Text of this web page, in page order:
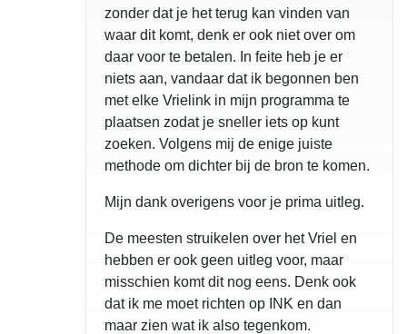
zonder dat je het terug kan vinden van
waar dit komt, denk er ook niet over om
daar voor te betalen. In feite heb je er
niets aan, vandaar dat ik begonnen ben
met elke Vrielink in mijn programma te
plaatsen zodat je sneller iets op kunt
zoeken. Volgens mij de enige juiste
methode om dichter bij de bron te komen.
Mijn dank overigens voor je prima uitleg.
De meesten struikelen over het Vriel en
hebben er ook geen uitleg voor, maar
misschien komt dit nog eens. Denk ook
dat ik me moet richten op INK en dan
maar zien wat ik also tegenkom.